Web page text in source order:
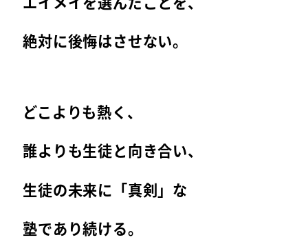
絶対に後悔はさせない。
どこよりも熱く、
誰よりも生徒と向き合い、
生徒の未来に「真剣」な
塾であり続ける。